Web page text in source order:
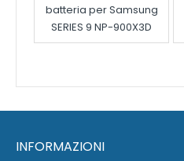
batteria per Samsung
SERIES 9 NP-900X3D
INFORMAZIONI